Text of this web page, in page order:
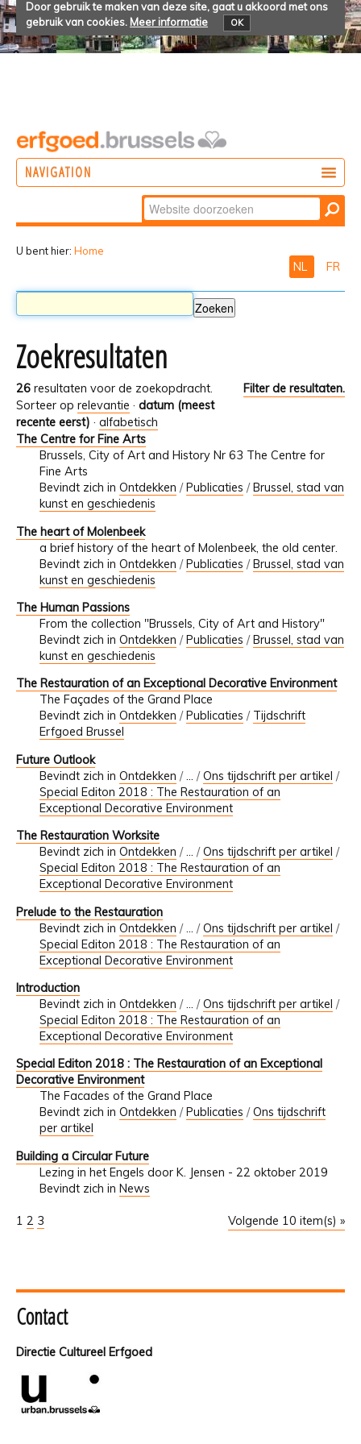
Door gebruik te maken van deze site, gaat u akkoord met ons
gebruik van cookies. Meer informatie OK
NAVIGATION
Zoek
Geavanceerd
U bent hier: Home
NL FR
Zoekresultaten
26 resultaten voor de zoekopdracht.
Filter de resultaten.
Sorteer op relevantie · datum (meest
recente eerst) · alfabetisch
The Centre for Fine Arts
Brussels, City of Art and History Nr 63 The Centre for
Fine Arts
Bevindt zich in Ontdekken /Publicaties /Brussel, stad van
kunst en geschiedenis
The heart of Molenbeek
a brief history of the heart of Molenbeek, the old center.
Bevindt zich in Ontdekken /Publicaties /Brussel, stad van
kunst en geschiedenis
The Human Passions
From the collection "Brussels, City of Art and History"
Bevindt zich in Ontdekken /Publicaties /Brussel, stad van
kunst en geschiedenis
The Restauration of an Exceptional Decorative Environment
The Façades of the Grand Place
Bevindt zich in Ontdekken / Publicaties / Tijdschrift
Erfgoed Brussel
Future Outlook
Bevindt zich in Ontdekken /… /Ons tijdschrift per artikel /
Special Editon 2018 : The Restauration of an
Exceptional Decorative Environment
The Restauration Worksite
Bevindt zich in Ontdekken /… /Ons tijdschrift per artikel /
Special Editon 2018 : The Restauration of an
Exceptional Decorative Environment
Prelude to the Restauration
Bevindt zich in Ontdekken / /Ons tijdschrift per artikel /
Special Editon 2018 : The Restauration of an
Exceptional Decorative Environment
Introduction
Bevindt zich in Ontdekken /… /Ons tijdschrift per artikel /
Special Editon 2018 : The Restauration of an
Exceptional Decorative Environment
Special Editon 2018 : The Restauration of an Exceptional
Decorative Environment
The Facades of the Grand Place
Bevindt zich in Ontdekken / Publicaties /Ons tijdschrift
per artikel
Building a Circular Future
Lezing in het Engels door K. Jensen - 22 oktober 2019
Bevindt zich in News
Volgende 10 item(s) »
1 2 3
Contact
Directie Cultureel Erfgoed